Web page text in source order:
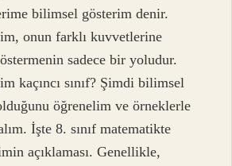
bilimsel gösterim denir.
onun farklı kuvvetlerine
sadece bir yoludur.
kaçıncı sınıf? Şimdi bilimsel
öğrenelim ve örneklerle
İşte 8. sınıf matematikte
açıklaması. Genellikle,